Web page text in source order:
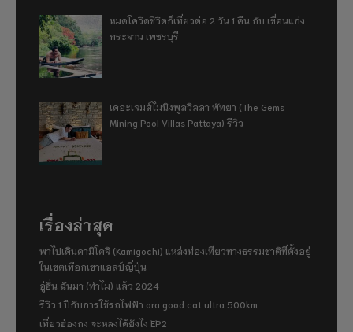
หมดโควิดชีวิตก็เที่ยวต่อ 2 วัน 1 คืน กับ เขื่อนแก่ง
กระจาน เพชรบุรี
เดอะเจมส์ไมนิงพูลวิลลา พัทยา (The Gems
Mining Pool Villas Pattaya) รีวิว
เรื่องล่าสุด
พาไปเดินคามิโคจิ (Kamigōchi) แหล่งท่องเที่ยวทางธรรมชาติที่ตั้งอยู่
ในเขตเทือกเขาแอลป์ญี่ปุ่น
อู่ฮั่น ฉันมา (ทำไม) แล้ว 2024
รีวิว 1 ปีกับการใช้รถไฟฟ้า ora good cat ultra 500km
เที่ยวฮ่องกง จะหลงได้ยังไง EP2